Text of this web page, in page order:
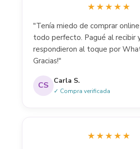
★★★★★
"Tenía miedo de comprar
todo perfecto. Pagué al recibir
respondieron al toque por
Gracias!"
CS Carla S.
✓ Compra verificada
★★★★★